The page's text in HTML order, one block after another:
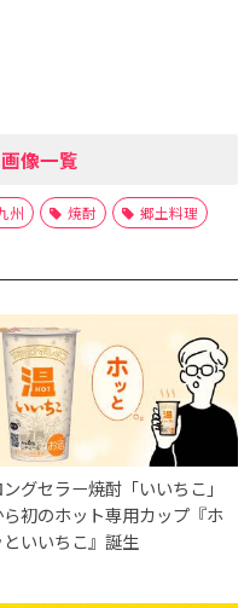
像一覧
州 焼酎 郷土料理
ングセラー焼酎「いいちこ」
ら初のホット専用カップ『ホ
といいちこ』誕生